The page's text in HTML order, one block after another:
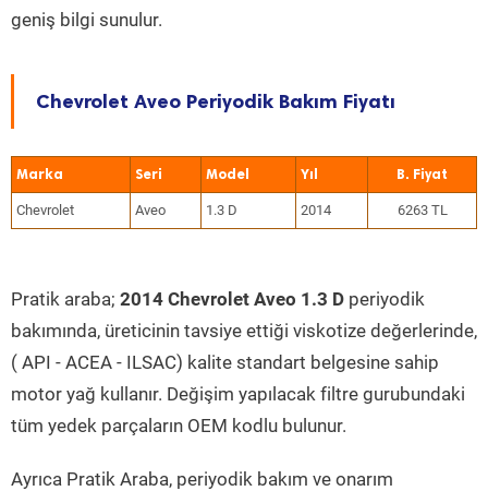
geniş bilgi sunulur.
Chevrolet Aveo Periyodik Bakım Fiyatı
Marka Seri Model Yıl
Chevrolet Aveo 1.3 D 2014 6263 TL
Pratik araba; 2014 Chevrolet Aveo 1.3 D periyodik
bakımında, üreticinin tavsiye ettiği viskotize değerlerinde,
( API - ACEA - ILSAC) kalite standart belgesine sahip
motor yağ kullanır. Değişim yapılacak filtre gurubundaki
tüm yedek parçaların OEM kodlu bulunur.
Ayrıca Pratik Araba, periyodik bakım ve onarım